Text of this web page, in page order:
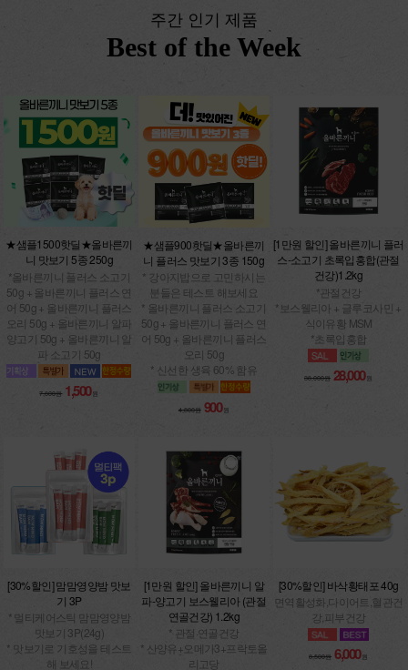
주간 인기 제품
Best of the Week
★샘플1500핫딜★올바른끼
니 맛보기 5종 250g
*올바른끼니 플러스 소고기
50g + 올바른끼니 플러스 연
어 50g + 올바른끼니 플러스
오리 50g + 올바른끼니 알파
양고기 50g + 올바른끼니 알
파 소고기 50g
7,800원 1,500 원
★샘플900핫딜★올바른끼
니 플러스 맛보기 3종 150g
* 강아지밥으로 고민하시는
분들은 테스트 해보세요
* 올바른끼니 플러스 소고기
50g + 올바른끼니 플러스 연
어 50g + 올바른끼니 플러스
오리 50g
* 신선한 생육 60% 함유
4,800원 900원
[1만원 할인] 올바른끼니 플러
스-소고기 초록입홍합(관절
건강)1.2kg
*관절건강
*보스웰리아 + 글루코사민 +
식이유황 MSM
*초록입홍합
38,000원 28,000 원
[30%할인] 맘맘영양밤 맛보
기 3P
* 멀티케어스틱 맘맘영양밤
맛보기 3P(24g)
* 맛보기로 기호성을 테스트
해 보세요!
[1만원 할인] 올바른끼니 알
파-양고기 보스웰리아 (관절
연골건강) 1.2kg
* 관절·연골건강
* 산양유+오메가3+프락토올
리고당
[30%할인] 바삭황태포 40g
면역활성화,다이어트,혈관건
강,피부건강
8,500원 6,000 원